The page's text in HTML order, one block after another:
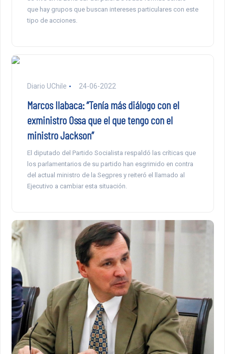
que hay grupos que buscan intereses particulares con este
tipo de acciones.
Diario UChile 24-06-2022
Marcos Ilabaca: “Tenía más diálogo con el
exministro Ossa que el que tengo con el
ministro Jackson”
El diputado del Partido Socialista respaldó las críticas que
los parlamentarios de su partido han esgrimido en contra
del actual ministro de la Segpres y reiteró el llamado al
Ejecutivo a cambiar esta situación.